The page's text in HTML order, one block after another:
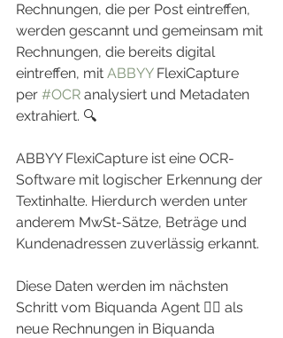
Rechnungen, die per Post eintreffen,
werden gescannt und gemeinsam mit
Rechnungen, die bereits digital
eintreffen, mit ABBYY FlexiCapture
per #OCR analysiert und Metadaten
extrahiert. 🔍
ABBYY FlexiCapture ist eine OCR-
Software mit logischer Erkennung der
Textinhalte. Hierdurch werden unter
anderem MwSt-Sätze, Beträge und
Kundenadressen zuverlässig erkannt.
Diese Daten werden im nächsten
Schritt vom Biquanda Agent 🕵️‍♂️ als
neue Rechnungen in Biquanda